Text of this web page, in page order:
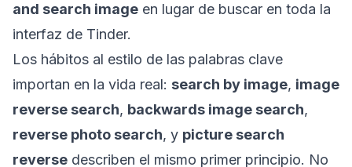
and search image en lugar de buscar en toda la
interfaz de Tinder.
Los hábitos al estilo de las palabras clave
importan en la vida real: search by image, image
reverse search, backwards image search,
reverse photo search, y picture search
reverse describen el mismo primer principio. No